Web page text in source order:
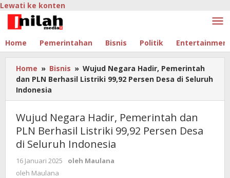
Lewati ke konten
Home Pemerintahan Bisnis Politik
Home » Bisnis » Wujud Negara Hadir, Pemerintah
dan PLN Berhasil Listriki 99,92 Persen Desa di Seluruh
Indonesia
Wujud Negara Hadir, Pemerintah dan
PLN Berhasil Listriki 99,92 Persen Desa
di Seluruh Indonesia
16 Januari 2025 oleh Maulana
oleh Maulana